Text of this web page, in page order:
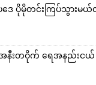
ပိုမိုတင်းကြပ်သွားမယ်
းတဝိုက် ရေအနည်းငယ် ပ